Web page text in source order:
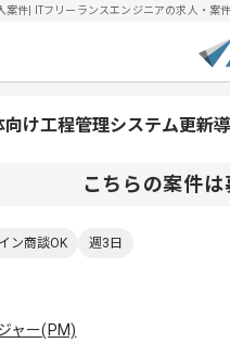
案件| ITフリーランスエンジニアの求人・
向け工程管理システム更新
こちらの案件
ン商談OK 週3日
ャー(PM)